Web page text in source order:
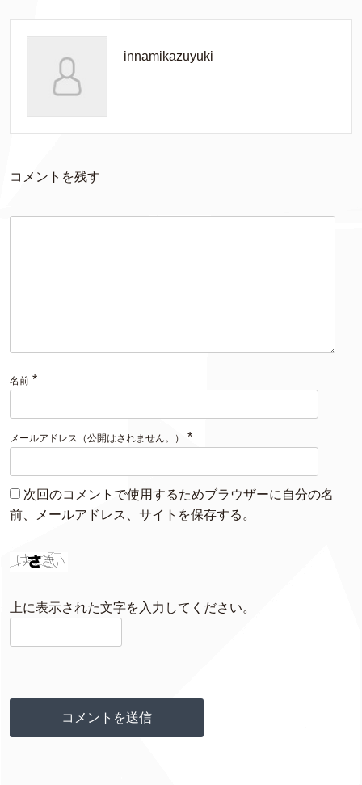
innamikazuyuki
コメントを残す
名前 *
メールアドレス（公開はされません。） *
次回のコメントで使用するためブラウザーに自分の名
前、メールアドレス、サイトを保存する。
上に表示された文字を入力してください。